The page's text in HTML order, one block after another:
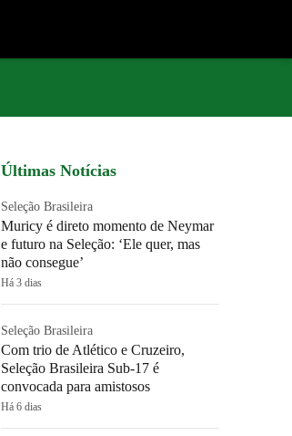
Últimas Notícias
Seleção Brasileira
Muricy é direto momento de Neymar
e futuro na Seleção: ‘Ele quer, mas
não consegue’
Há 3 dias
Seleção Brasileira
Com trio de Atlético e Cruzeiro,
Seleção Brasileira Sub-17 é
convocada para amistosos
Há 6 dias